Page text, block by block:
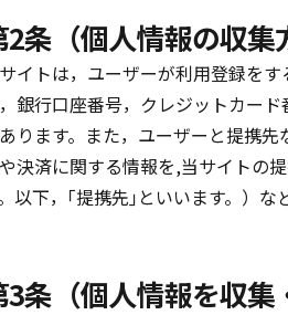
2条（個人情報の収集
イトは，ユーザーが利用登録を
銀行口座番号，クレジットカー
ります。また，ユーザーと提携
決済に関する情報を,当サイトの
以下，｢提携先｣といいます。）な
3条（個人情報を収集